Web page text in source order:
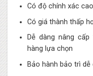
Có độ chính xác
Có giá thành thấp
Dễ dàng nâng
hàng lựa chọn
Bảo hành bảo trì dễ